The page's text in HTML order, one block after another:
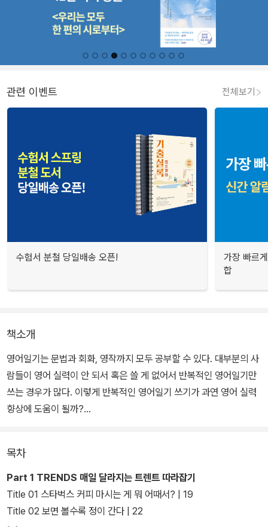
관련 이벤트 전체보기
수험서 분철 당일배송 오픈!
가장 빠르
합
책소개
영어일기는 문법과 회화, 영작까지 모두 공부할 수 있다. 대부분의 사
람들이 영어 실력이 안 되서 혹은 쓸 게 없어서 반복적인 영어일기만
쓰는 경우가 많다. 이렇게 반복적인 영어일기 쓰기가 과연 영어 실력
향상에 도움이 될까?
의 테마로 압축했다. 각 테마마다 모방해서 써볼 수 있도록 다양한 예
시 일기를 수록하고 각 테마와 관련된 다양한 표현까지 수록해 자신
만의 영어일기를 쓸 수 있도록 구성했다.
목차
Part 1 TRENDS 매일 달라지는 트렌트 따라잡기
Title 01 스타벅스 커피 마시는 게 뭐 어때서? | 19
Title 02 보면 볼수록 정이 간다 | 22